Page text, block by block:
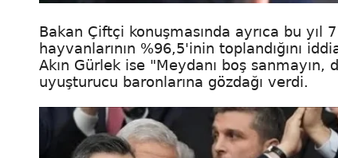
Bakan Çiftçi konuşmasında ayrıca bu yıl
hayvanlarının %96,5'inin toplandığını
Akın Gürlek ise "Meydanı boş
uyuşturucu baronlarına gözdağı verdi.